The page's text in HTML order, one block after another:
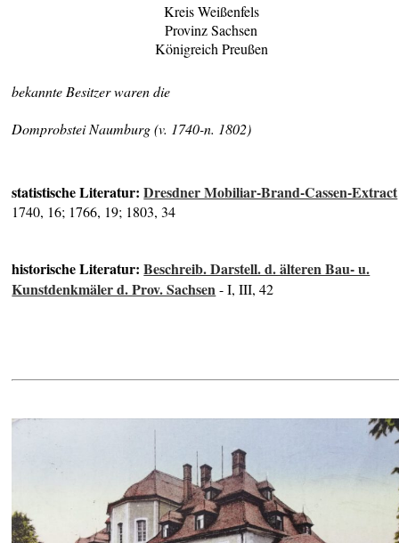
Kreis Weißenfels
Provinz Sachsen
Königreich Preußen
bekannte Besitzer waren die
Domprobstei Naumburg (v. 1740-n. 1802)
statistische Literatur:Dresdner Mobiliar-Brand-Cassen-Extract
1740, 16; 1766, 19; 1803, 34
historische Literatur:Beschreib. Darstell. d. älteren Bau- u.
Kunstdenkmäler d. Prov. Sachsen- I, III, 42